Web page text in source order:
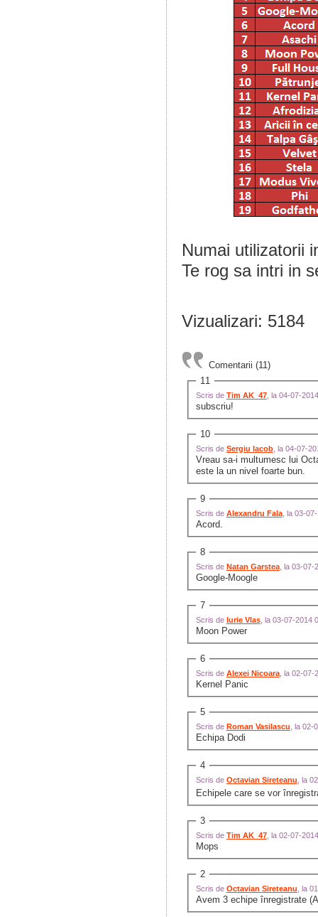
Numai utilizatorii
Te rog sa intri in
Vizualizari: 5184
Comentarii (11)
11
Scris de Tim AK_47, la 04-07-
subscriu!
10
Scris de Sergiu Iacob, la 04-07-
Vreau sa-i multumesc lui
este la un nivel foarte bun.
9
Scris de Alexandru Fala, la 03-
Acord.
8
Scris de Natan Garstea, la 03-07-
Google-Moogle
7
Scris de Iurie Vlas, la 03-07-2014
Moon Power
6
Scris de Alexei Nicoara, la 02-07-
Kernel Panic
5
Scris de Roman Vasilascu , la
Echipa Dodi
4
Scris de Octavian Sireteanu , la
Echipele care se vor
3
Scris de Tim AK_47, la 02-07-
Mops
2
Scris de Octavian Sireteanu , la
Avem 3 echipe înregistrate